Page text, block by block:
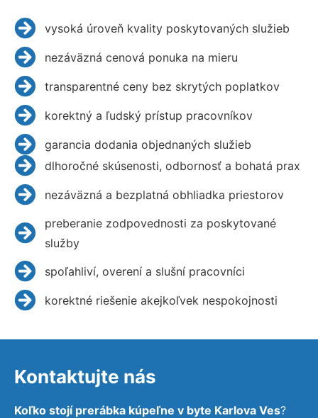
vysoká úroveň kvality poskytovaných služieb
nezáväzná cenová ponuka na mieru
transparentné ceny bez skrytých poplatkov
korektný a ľudský prístup pracovníkov
garancia dodania objednaných služieb
dlhoročné skúsenosti, odbornosť a bohatá prax
nezáväzná a bezplatná obhliadka priestorov
preberanie zodpovednosti za poskytované
služby
spoľahliví, overení a slušní pracovníci
korektné riešenie akejkoľvek nespokojnosti
Kontaktujte nás
Koľko stojí prerábka kúpeľne v byte Karlova Ves?